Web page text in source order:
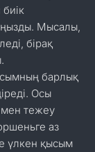
Мысалы,
бірақ
барлық
Осы
мен тежеу
аз
үлкен қысым